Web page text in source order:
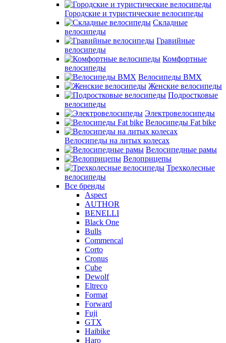
Городские и туристические велосипеды
Складные
велосипеды
Гравийные
велосипеды
Комфортные
велосипеды
Велосипеды BMX
Женские велосипеды
Подростковые
велосипеды
Электровелосипеды
Велосипеды Fat bike
Велосипеды на литых колесах
Велосипедные рамы
Велоприцепы
Трехколесные
велосипеды
Все бренды
Aspect
AUTHOR
BENELLI
Black One
Bulls
Commencal
Corto
Cronus
Cube
Dewolf
Eltreco
Format
Forward
Fuji
GTX
Haibike
Haro